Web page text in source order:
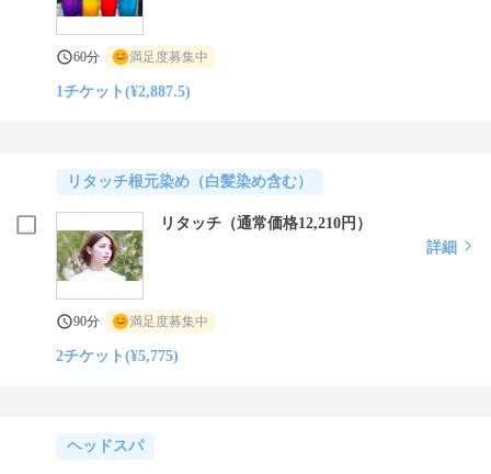
60分 満足度募集中
1チケット(¥2,887.5)
リタッチ根元染め（白髪染め含む）
リタッチ（通常価格12,210円）
詳細
90分 満足度募集中
2チケット(¥5,775)
ヘッドスパ